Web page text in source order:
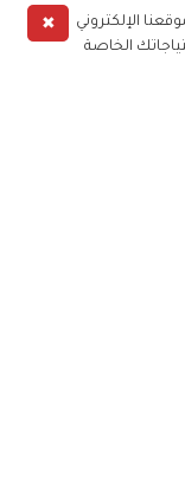
✖
الإلكتروني
الخاصة